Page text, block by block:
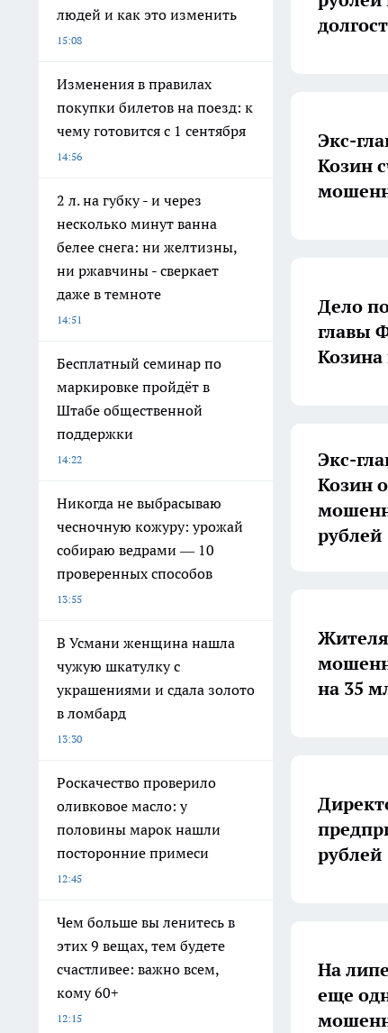
людей и как это изменить
15:08
Изменения в правилах
покупки билетов на поезд: к
чему готовится с 1 сентября
14:56
2 л. на губку - и через
несколько минут ванна
белее снега: ни желтизны,
ни ржавчины - сверкает
даже в темноте
14:51
Бесплатный семинар по
маркировке пройдёт в
Штабе общественной
поддержки
14:22
Никогда не выбрасываю
чесночную кожуру: урожай
собираю ведрами — 10
проверенных способов
13:55
В Усмани женщина нашла
чужую шкатулку с
украшениями и сдала золото
в ломбард
13:30
Роскачество проверило
оливковое масло: у
половины марок нашли
посторонние примеси
12:45
Чем больше вы ленитесь в
этих 9 вещах, тем будете
счастливее: важно всем,
кому 60+
12:15
Экс-
Козин
Дело
главы
Козина
Экс-
Козин
рублей
на 35
рублей
На
еще